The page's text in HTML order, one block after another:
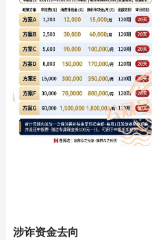
涉诈资金去向